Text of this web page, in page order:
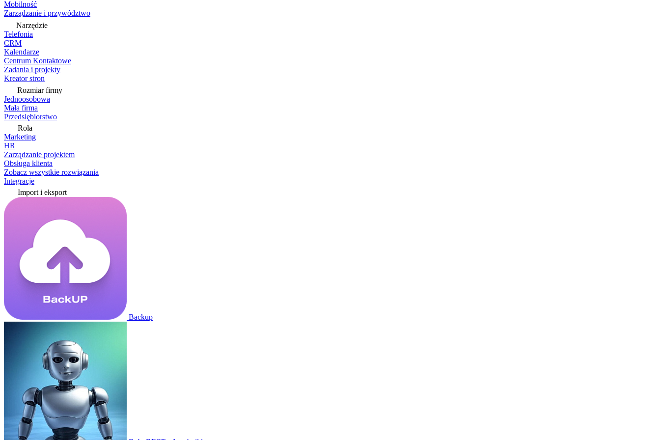
Mobilność
Zarządzanie i przywództwo
Narzędzie
Telefonia
CRM
Kalendarze
Centrum Kontaktowe
Zadania i projekty
Kreator stron
Rozmiar firmy
Jednoosobowa
Mała firma
Przedsiębiorstwo
Rola
Marketing
HR
Zarządzanie projektem
Obsługa klienta
Zobacz wszystkie rozwiązania
Integracje
Import i eksport
Backup